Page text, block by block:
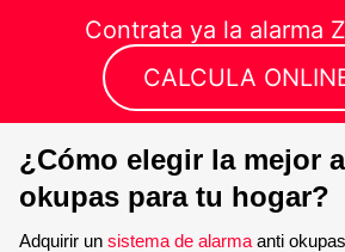
Contrata ya la alarma
CALCULA
¿Cómo elegir la mejor
okupas para tu hogar?
Adquirir un sistema de alarma anti